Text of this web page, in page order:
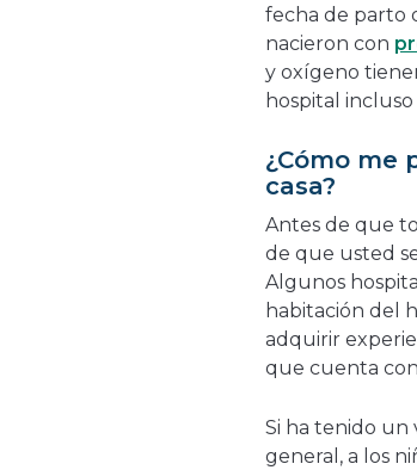
fecha de parto
nacieron con
y oxígeno
hospital
¿Cómo me
casa?
Antes de que
de que usted
Algunos
habitación del
adquirir
que cuenta
Si ha tenido un
general, a los